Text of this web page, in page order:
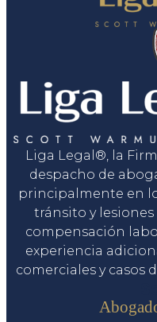
Liga Legal®, la
despacho de
principalmente en
tránsito y
compensación
experiencia
comerciales y casos